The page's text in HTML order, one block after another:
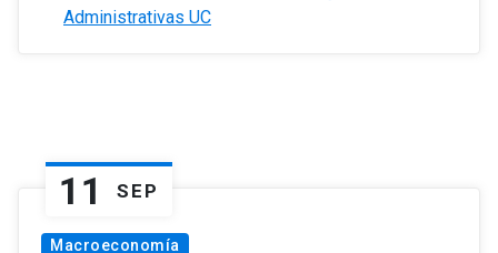
Administrativas UC
11 SEP
Macroeconomía